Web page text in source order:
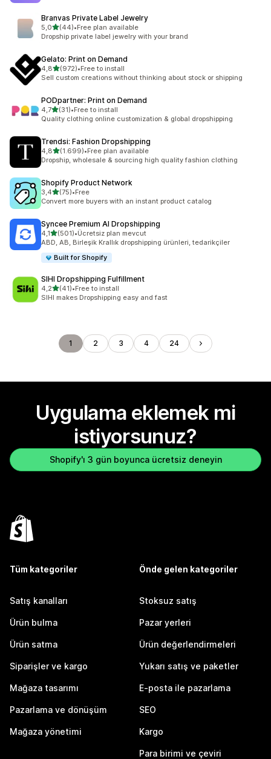
Branvas Private Label Jewelry
5,05 yıldız üzerinden
(44)
toplam 44 değerlendirme
•Free plan available
Dropship private label jewelry with your brand
Gelato: Print on Demand
4,85 yıldız üzerinden
(972)
toplam 972 değerlendirme
•Free to install
Sell custom creations without thinking about stock or shipping
PODpartner: Print on Demand
4,75 yıldız üzerinden
(31)
toplam 31 değerlendirme
•Free to install
Quality clothing online customization & global dropshipping
Trendsi: Fashion Dropshipping
4,85 yıldız üzerinden
(1.699)
toplam 1699 değerlendirme
•Free plan available
Dropship, wholesale & sourcing high quality fashion clothing
Shopify Product Network
3,45 yıldız üzerinden
(75)
toplam 75 değerlendirme
•Free
Convert more buyers with an instant product catalog
Syncee Premium AI Dropshipping
4,15 yıldız üzerinden
(501)
toplam 501 değerlendirme
•Ücretsiz plan mevcut
ABD, AB, Birleşik Krallık dropshipping ürünleri, tedarikçiler
Built for Shopify
SIHI Dropshipping Fulfillment
4,25 yıldız üzerinden
(41)
toplam 41 değerlendirme
•Free to install
SIHI makes Dropshipping easy and fast
1 2 3 4 24
Uygulama eklemek mi
istiyorsunuz?
Shopify'ı 3 gün boyunca ücretsiz deneyin
Tüm kategoriler
Satış kanalları
Ürün bulma
Ürün satma
Siparişler ve kargo
Mağaza tasarımı
Pazarlama ve dönüşüm
Mağaza yönetimi
Önde gelen kategoriler
Stoksuz satış
Pazar yerleri
Ürün değerlendirmeleri
Yukarı satış ve paketler
E-posta ile pazarlama
SEO
Kargo
Para birimi ve çeviri